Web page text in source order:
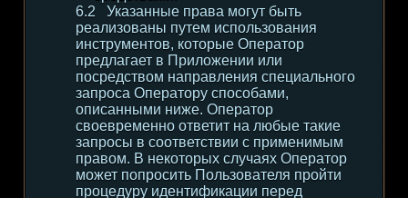
Указанные права могут быть
реализованы путем использования
инструментов, которые Оператор
предлагает в Приложении или
посредством направления специального
запроса Оператору способами,
описанными ниже. Оператор
своевременно ответит на любые такие
запросы в соответствии с применимым
правом. В некоторых случаях Оператор
может попросить Пользователя пройти
процедуру идентификации перед